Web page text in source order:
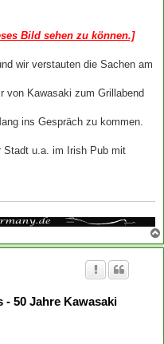
Bild sehen zu können.]
wir verstauten die Sachen am
von Kawasaki zum Grillabend
ins Gespräch zu kommen.
Stadt u.a. im Irish Pub mit
- 50 Jahre Kawasaki